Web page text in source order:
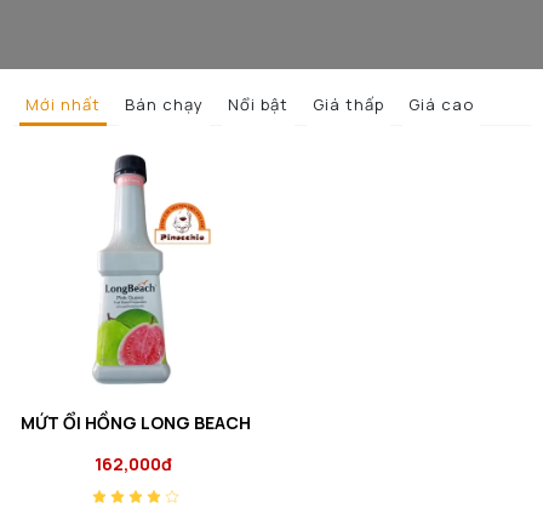
Mới nhất Bán chạy Nổi bật Giá thấp Giá cao
MỨT ỔI HỒNG LONG BEACH
162,000đ